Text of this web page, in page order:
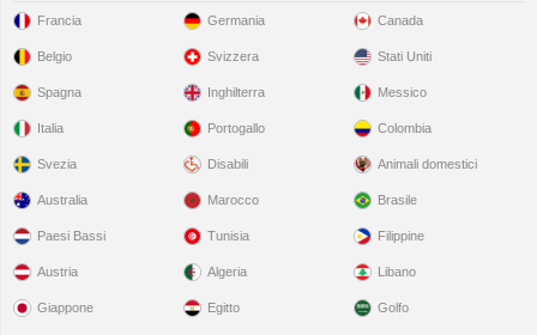
Francia
Belgio
Spagna
Italia
Svezia
Germania
Svizzera
Inghilterra
Portogallo
Disabili
Canada
Stati Uniti
Messico
Colombia
Animali domestici
Australia
Paesi Bassi
Austria
Giappone
Marocco
Tunisia
Algeria
Egitto
Brasile
Filippine
Libano
Golfo